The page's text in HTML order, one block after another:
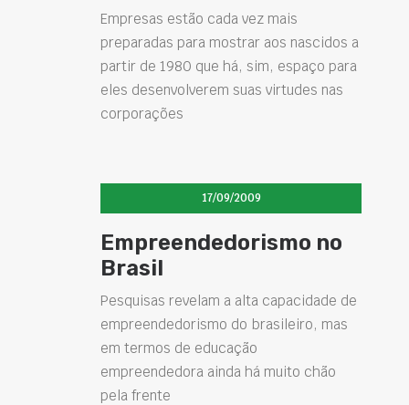
Empresas estão cada vez mais
preparadas para mostrar aos nascidos a
partir de 1980 que há, sim, espaço para
eles desenvolverem suas virtudes nas
corporações
17/09/2009
Empreendedorismo no
Brasil
Pesquisas revelam a alta capacidade de
empreendedorismo do brasileiro, mas
em termos de educação
empreendedora ainda há muito chão
pela frente